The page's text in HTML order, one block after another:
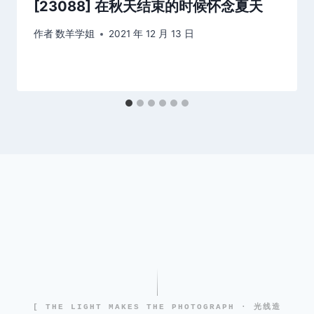
[23088] 在秋天结束的时候怀念夏天
作者数羊学姐 2021 年 12 月 13 日
[ THE LIGHT MAKES THE PHOTOGRAPH · 光线造